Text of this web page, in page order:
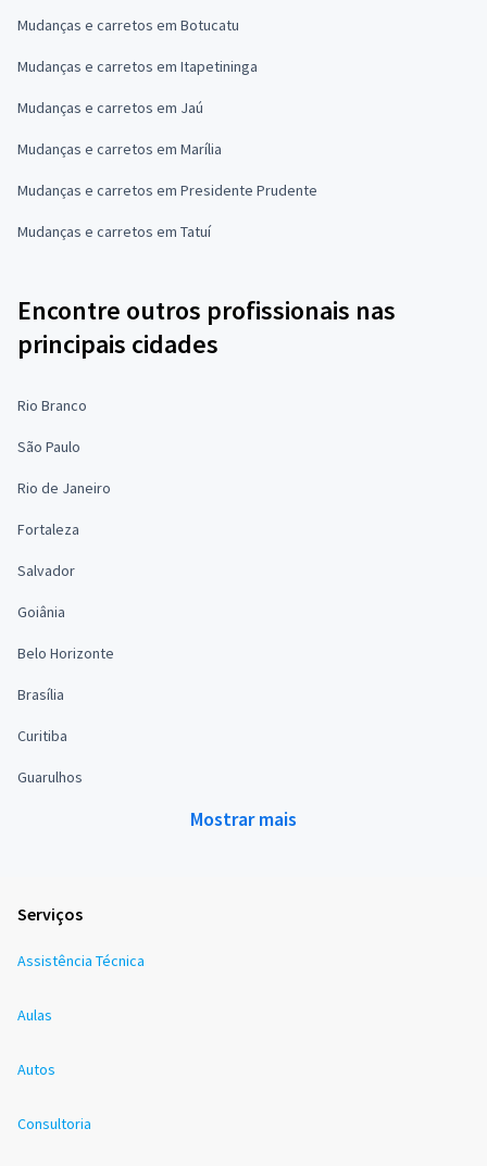
Mudanças e carretos em Botucatu
Mudanças e carretos em Itapetininga
Mudanças e carretos em Jaú
Mudanças e carretos em Marília
Mudanças e carretos em Presidente Prudente
Mudanças e carretos em Tatuí
Encontre outros profissionais nas
principais cidades
Rio Branco
São Paulo
Rio de Janeiro
Fortaleza
Salvador
Goiânia
Belo Horizonte
Brasília
Curitiba
Guarulhos
Mostrar mais
Serviços
Assistência Técnica
Aulas
Autos
Consultoria